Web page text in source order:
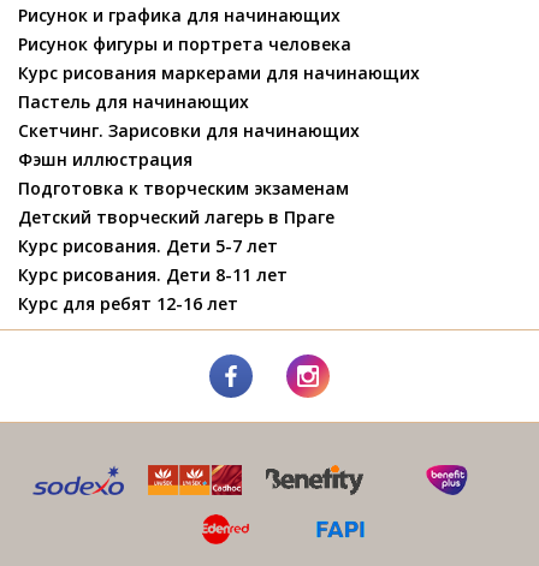
Рисунок и графика для начинающих
Рисунок фигуры и портрета человека
Курс рисования маркерами для начинающих
Пастель для начинающих
Скетчинг. Зарисовки для начинающих
Фэшн иллюстрация
Подготовка к творческим экзаменам
Детский творческий лагерь в Праге
Курс рисования. Дети 5-7 лет
Курс рисования. Дети 8-11 лет
Курс для ребят 12-16 лет